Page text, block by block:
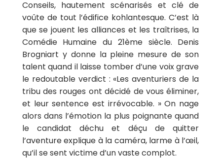
Conseils, hautement scénarisés et clé de
voûte de tout l’édifice kohlantesque. C’est là
que se jouent les alliances et les traîtrises, la
Comédie Humaine du 21ème siècle. Denis
Brogniart y donne la pleine mesure de son
talent quand il laisse tomber d’une voix grave
le redoutable verdict : «Les aventuriers de la
tribu des rouges ont décidé de vous éliminer,
et leur sentence est irrévocable. » On nage
alors dans l’émotion la plus poignante quand
le candidat déchu et déçu de quitter
l’aventure explique à la caméra, larme à l’œil,
qu’il se sent victime d’un vaste complot.